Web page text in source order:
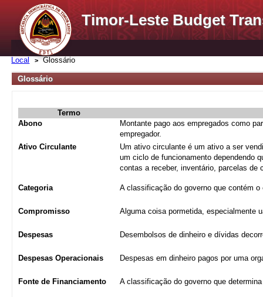
Timor-Leste Budget
Local Glossário
Glossário
Termo
Abono
Montante pago aos empregados como
empregador.
Ativo Circulante
Um ativo circulante é um ativo a ser
um ciclo de funcionamento dependendo
contas a receber, inventário, parcelas de
Categoria A classificação do governo que contém
Compromisso Alguma coisa pormetida, especialmente
Despesas Desembolsos de dinheiro e dívidas
Despesas Operacionais Despesas em dinheiro pagos por uma
Fonte de Financiamento A classificação do governo que